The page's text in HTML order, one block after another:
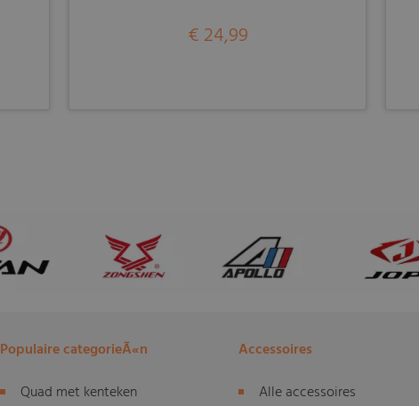
€ 24,99
Populaire categorieÃ«n
Quad met kenteken
Accessoires
Alle accessoires